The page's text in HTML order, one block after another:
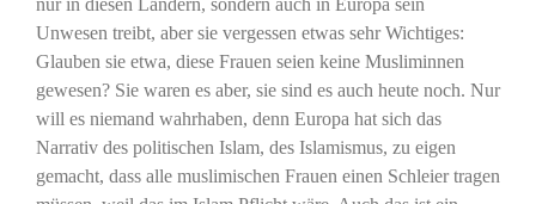
nur in diesen Ländern, sondern auch in Europa sein
Unwesen treibt, aber sie vergessen etwas sehr Wichtiges:
Glauben sie etwa, diese Frauen seien keine Musliminnen
gewesen? Sie waren es aber, sie sind es auch heute noch. Nur
will es niemand wahrhaben, denn Europa hat sich das
Narrativ des politischen Islam, des Islamismus, zu eigen
gemacht, dass alle muslimischen Frauen einen Schleier tragen